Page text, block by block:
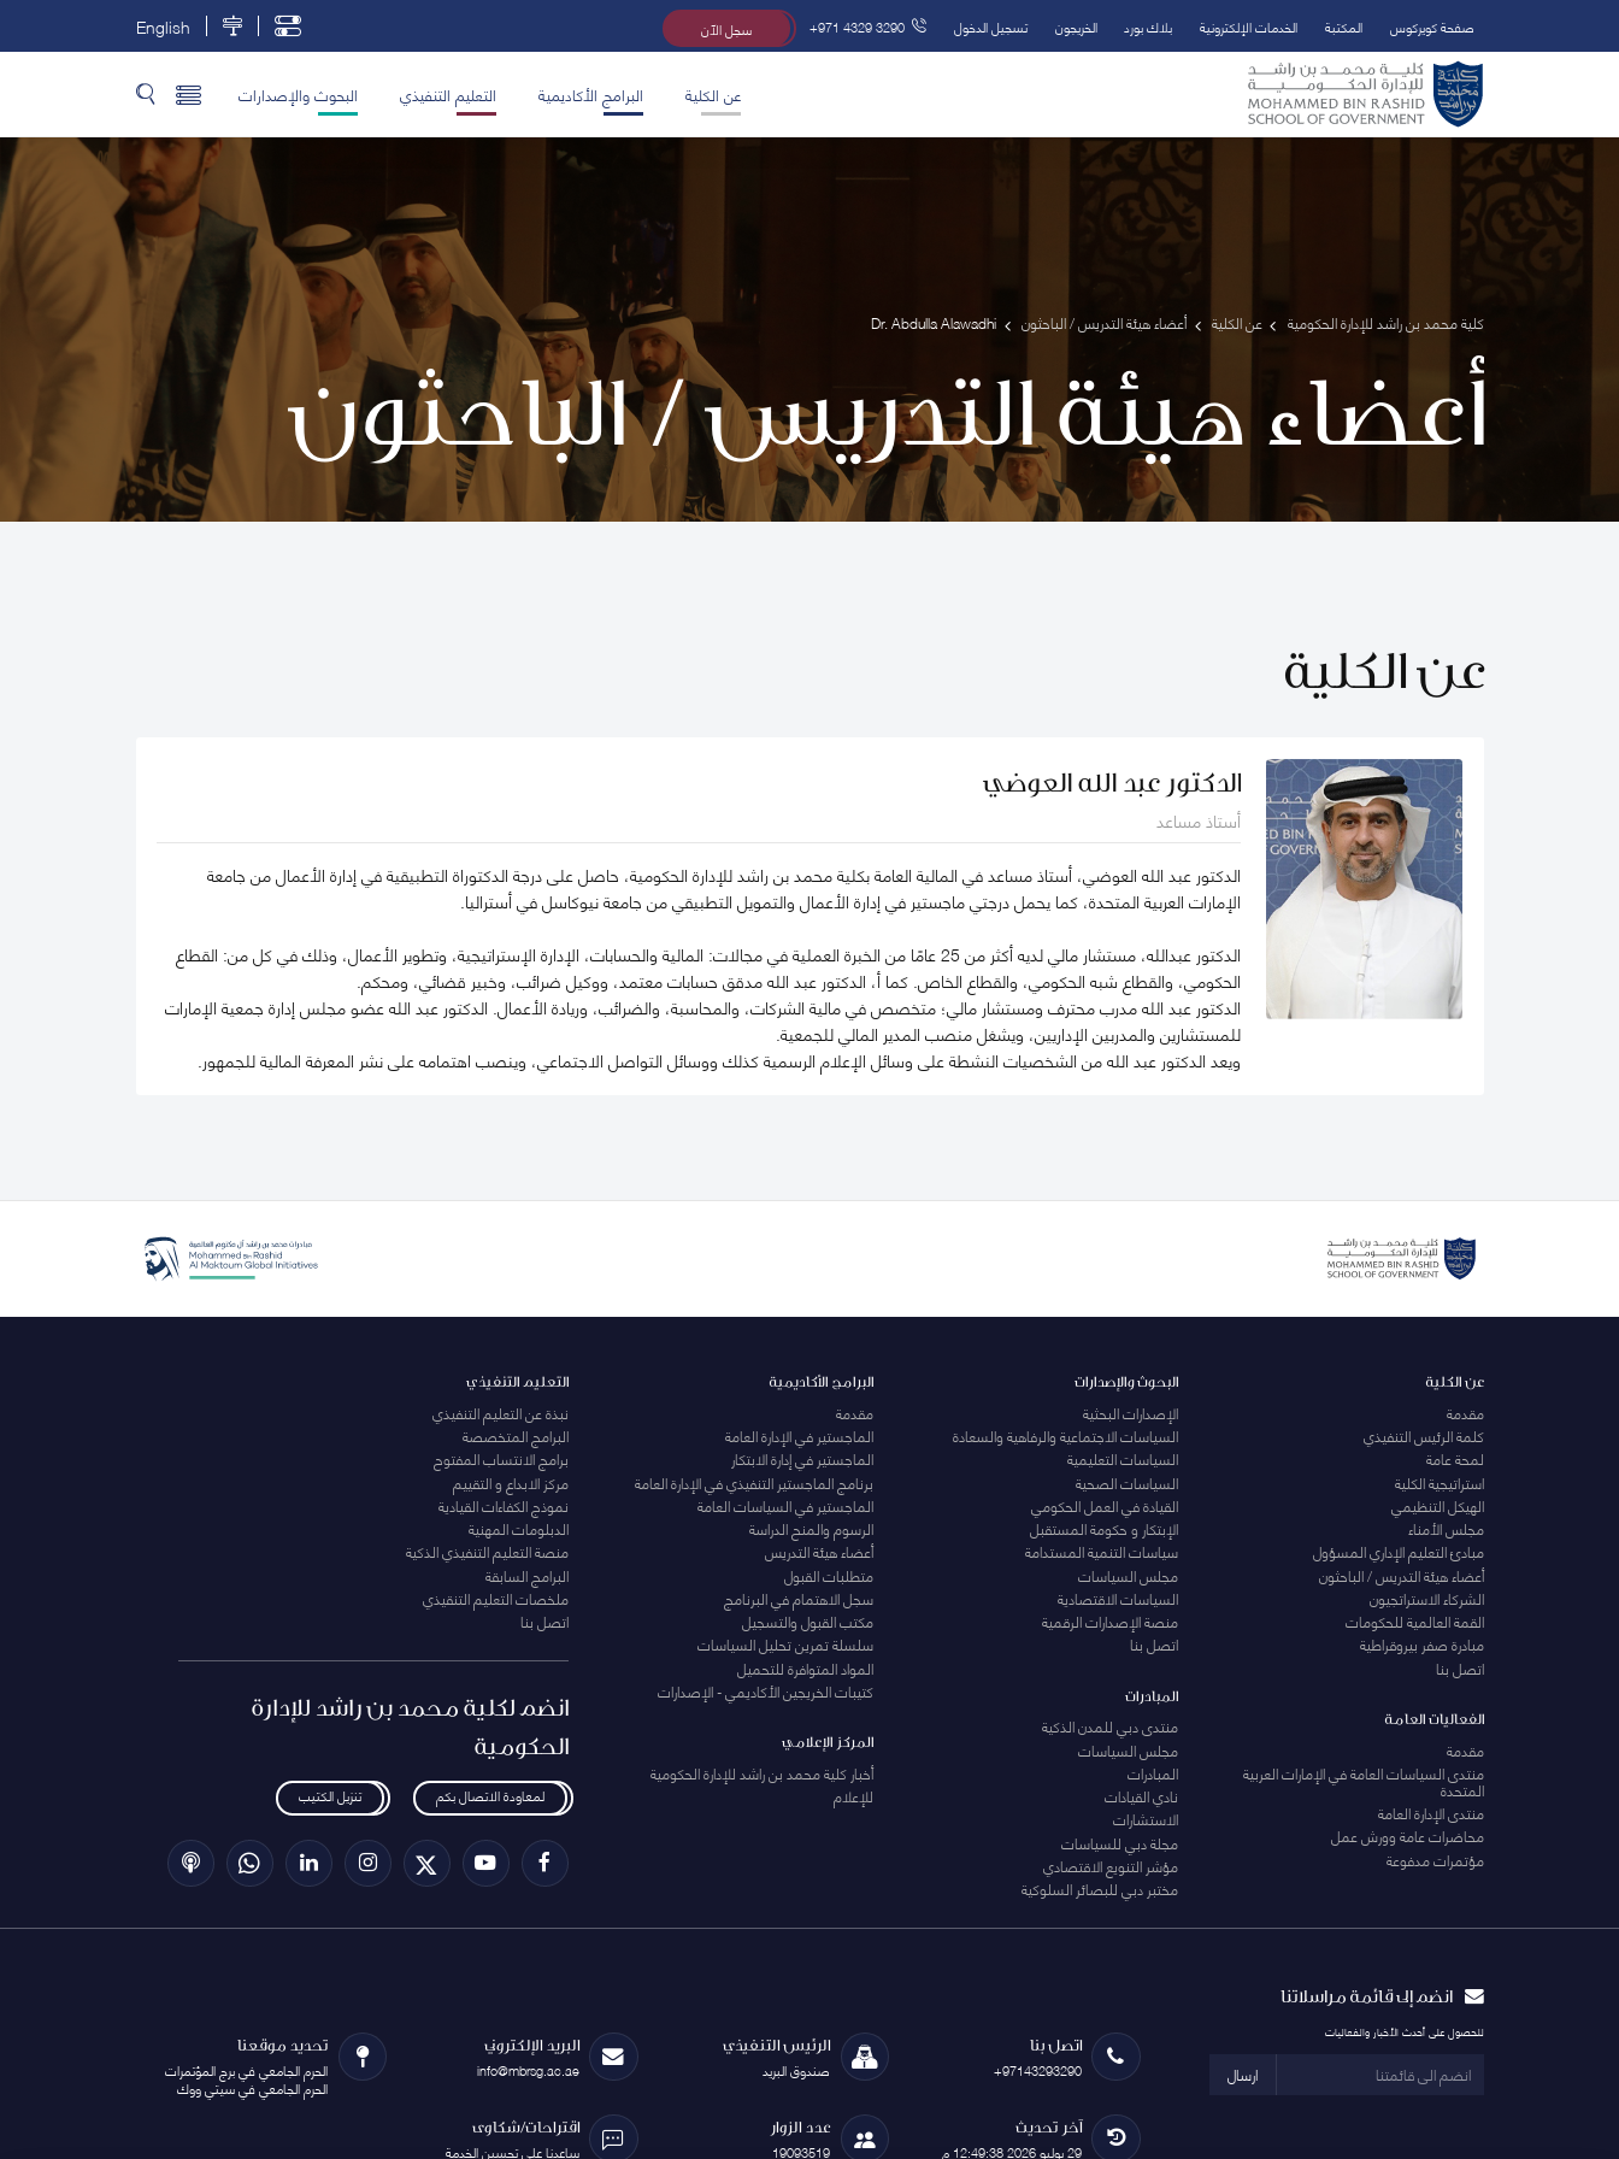
تخطي إلى المحتوى الرئيسي
فتح قائمة الوصول
صفحة كويركوس المكتبة الخدمات الإلكترونية بلاك بورد الخريجون تسجيل الدخول +971 4329 3290 سجل الآن English
عن الكلية البرامج الأكاديمية التعليم التنفيذي البحوث والإصدارات
كلية محمد بن راشد للإدارة الحكومية عن الكلية أعضاء هيئة التدريس / الباحثون Dr. Abdulla Alawadhi
أعضاء هيئة التدريس / الباحثون
عن الكلية
الدكتور عبد الله العوضي
أستاذ مساعد
الدكتور عبد الله العوضي، أستاذ مساعد في المالية العامة بكلية محمد بن راشد للإدارة الحكومية، حاصل على درجة الدكتوراة التطبيقية في إدارة الأعمال من جامعة
الإمارات العربية المتحدة، كما يحمل درجتي ماجستير في إدارة الأعمال والتمويل التطبيقي من جامعة نيوكاسل في أستراليا.
الدكتور عبدالله، مستشار مالي لديه أكثر من 25 عامًا من الخبرة العملية في مجالات: المالية والحسابات، الإدارة الإستراتيجية، وتطوير الأعمال، وذلك في كل من: القطاع
الحكومي، والقطاع شبه الحكومي، والقطاع الخاص. كما أ، الدكتور عبد الله مدقق حسابات معتمد، ووكيل ضرائب، وخبير قضائي، ومحكم.
الدكتور عبد الله مدرب محترف ومستشار مالي؛ متخصص في مالية الشركات، والمحاسبة، والضرائب، وريادة الأعمال. الدكتور عبد الله عضو مجلس إدارة جمعية الإمارات
للمستشارين والمدربين الإداريين، ويشغل منصب المدير المالي للجمعية.
ويعد الدكتور عبد الله من الشخصيات النشطة على وسائل الإعلام الرسمية كذلك ووسائل التواصل الاجتماعي، وينصب اهتمامه على نشر المعرفة المالية للجمهور.
عن الكلية
مقدمة
كلمة الرئيس التنفيذي
لمحة عامة
استراتيجية الكلية
الهيكل التنظيمي
مجلس الأمناء
مبادئ التعليم الإداري المسؤول
أعضاء هيئة التدريس / الباحثون
الشركاء الاستراتجيون
القمة العالمية للحكومات
مبادرة صفر بيروقراطية
اتصل بنا
الفعاليات العامة
مقدمة
منتدى السياسات العامة في الإمارات العربية
المتحدة
منتدى الإدارة العامة
محاضرات عامة وورش عمل
مؤتمرات مدفوعة
البحوث والإصدارات
الإصدارات البحثية
السياسات الاجتماعية والرفاهية والسعادة
السياسات التعليمية
السياسات الصحية
القيادة في العمل الحكومي
الإبتكار و حكومة المستقبل
سياسات التنمية المستدامة
مجلس السياسات
السياسات الاقتصادية
منصة الإصدارات الرقمية
اتصل بنا
المبادرات
منتدى دبي للمدن الذكية
مجلس السياسات
المبادرات
نادي القيادات
الاستشارات
مجلة دبي للسياسات
مؤشر التنويع الاقتصادي
مختبر دبي للبصائر السلوكية
البرامج الأكاديمية
مقدمة
الماجستير في الإدارة العامة
الماجستير في إدارة الابتكار
برنامج الماجستير التنفيذي في الإدارة العامة
الماجستير في السياسات العامة
الرسوم والمنح الدراسة
أعضاء هيئة التدريس
متطلبات القبول
سجل الاهتمام في البرنامج
مكتب القبول والتسجيل
سلسلة تمرين تحليل السياسات
المواد المتوافرة للتحميل
كتيبات الخريجين الأكاديمي - الإصدارات
المركز الإعلامي
أخبار كلية محمد بن راشد للإدارة الحكومية
للإعلام
التعليم التنفيذي
نبذة عن التعليم التنفيذي
البرامج المتخصصة
برامج الانتساب المفتوح
مركز الابداع و التقييم
نموذج الكفاءات القيادية
الدبلومات المهنية
منصة التعليم التنفيذي الذكية
البرامج السابقة
ملخصات التعليم التنقيذي
اتصل بنا
انضم لكلية محمد بن راشد للإدارة
الحكومية
لمعاودة الاتصال بكم تنزيل الكتيب
انضم إلى قائمة مراسلاتنا
للحصول على أحدث الأخبار والفعاليات
ارسال
اتصل بنا
+97143293290
الرئيس التنفيذي
صندوق البريد
البريد الإلكتروني
info@mbrsg.ac.ae
تحديد موقعنا
الحرم الجامعي في برج المؤتمرات
الحرم الجامعي في سيتي ووك
آخر تحديث
29 يوليو 2026 12:49:38 م
عدد الزوار
19093519
اقتراحات/شكاوى
ساعدنا على تحسين الخدمة